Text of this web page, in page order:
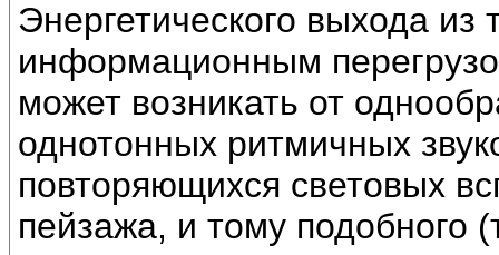
Энергетического выхода из
информационным
может возникать от
однотонных ритмичных
повторяющихся световых
пейзажа, и тому подобного